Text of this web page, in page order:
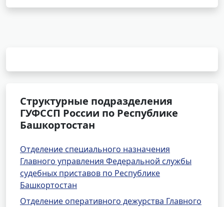
Структурные подразделения
ГУФССП России по Республике
Башкортостан
Отделение специального назначения
Главного управления Федеральной службы
судебных приставов по Республике
Башкортостан
Отделение оперативного дежурства Главного